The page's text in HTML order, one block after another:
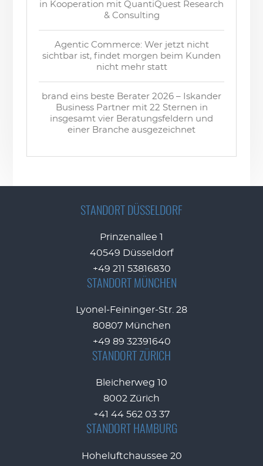
in Kooperation mit QuantiQuest Research
& Consulting
Agentic Commerce: Wer jetzt nicht
sichtbar ist, findet morgen beim Kunden
nicht mehr statt
brand eins beste Berater 2026 – Iskander
Business Partner mit 22 Sternen in
insgesamt vier Beratungsfeldern und
einer Branche ausgezeichnet
STANDORT DÜSSELDORF
Prinzenallee 1
40549 Düsseldorf
+49 211 53816830
STANDORT MÜNCHEN
Lyonel-Feininger-Str. 28
80807 München
+49 89 32391640
STANDORT ZÜRICH
Bleicherweg 10
8002 Zürich
+41 44 562 03 37
STANDORT HAMBURG
Hoheluftchaussee 20